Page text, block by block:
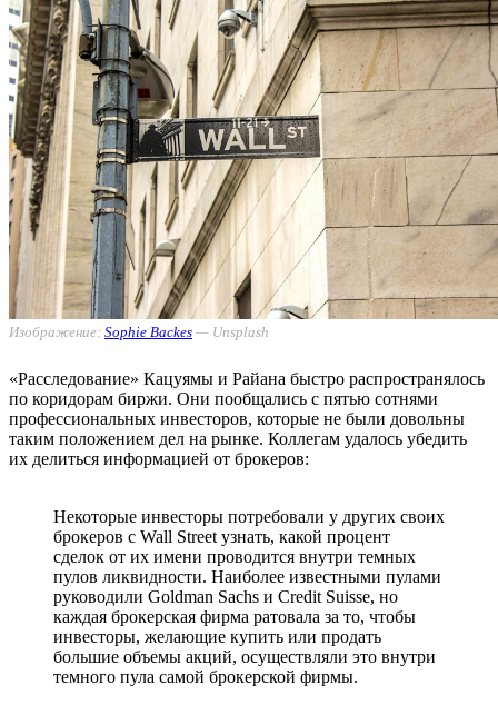
Изображение: Sophie Backes — Unsplash
«Расследование» Кацуямы и Райана быстро распространялось
по коридорам биржи. Они пообщались с пятью сотнями
профессиональных инвесторов, которые не были довольны
таким положением дел на рынке. Коллегам удалось убедить
их делиться информацией от брокеров:
Некоторые инвесторы потребовали у других своих
брокеров с Wall Street узнать, какой процент
сделок от их имени проводится внутри темных
пулов ликвидности. Наиболее известными пулами
руководили Goldman Sachs и Credit Suisse, но
каждая брокерская фирма ратовала за то, чтобы
инвесторы, желающие купить или продать
большие объемы акций, осуществляли это внутри
темного пула самой брокерской фирмы.